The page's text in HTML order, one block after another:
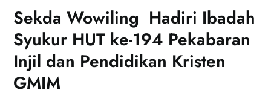
Sekda Wowiling Hadiri Ibadah
Syukur HUT ke-194 Pekabaran
Injil dan Pendidikan Kristen
GMIM